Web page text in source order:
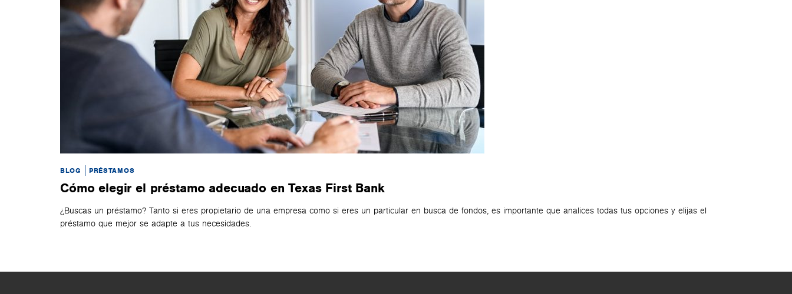
BLOG PRÉSTAMOS
Cómo elegir el préstamo adecuado en Texas First Bank
¿Buscas un préstamo? Tanto si eres propietario de una empresa como si eres un particular en busca de fondos, es importante que analices todas tus opciones y elijas el
préstamo que mejor se adapte a tus necesidades.